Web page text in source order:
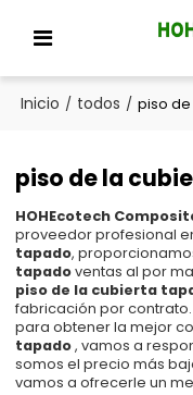
Inicio / todos / piso
piso de la
HOHEcotech
proveedor profesional
tapado,
tapadoventas al por
piso de la cubierta
fabricación por
para obtener la mejor
tapado, vamos a
somos el precio más
vamos a ofrecerle un